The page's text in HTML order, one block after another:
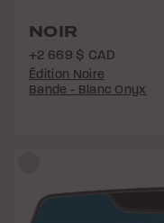
NOIR
+2 669 $ CAD
Édition Noire
Bande - Blanc Onyx